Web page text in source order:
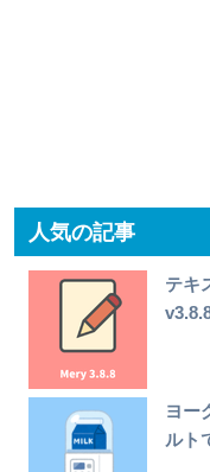
人気の記事
テキ
ヨー
ルト